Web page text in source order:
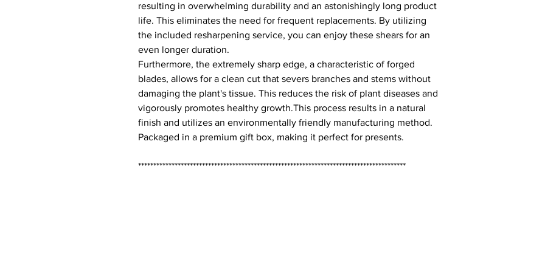
resulting in overwhelming durability and an astonishingly long product
life. This eliminates the need for frequent replacements. By utilizing
the included resharpening service, you can enjoy these shears for an
even longer duration.
Furthermore, the extremely sharp edge, a characteristic of forged
blades, allows for a clean cut that severs branches and stems without
damaging the plant's tissue. This reduces the risk of plant diseases and
vigorously promotes healthy growth.This process results in a natural
finish and utilizes an environmentally friendly manufacturing method.
Packaged in a premium gift box, making it perfect for presents.
****************************************************************************************